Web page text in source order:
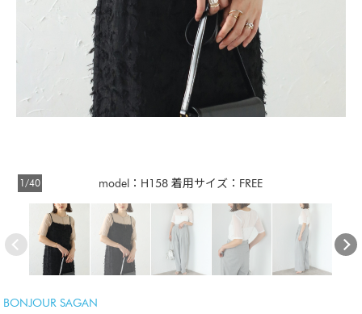
model：H158 着用サイズ：FREE
1/40
BONJOUR SAGAN